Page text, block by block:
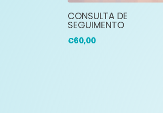
CONSULTA DE
SEGUIMENTO
€60,00